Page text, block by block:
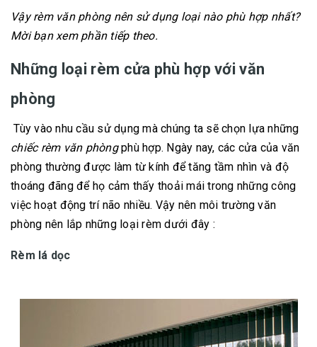
Vậy rèm văn phòng nên sử dụng loại nào phù hợp nhất?
Mời bạn xem phần tiếp theo.
Những loại rèm cửa phù hợp với văn
phòng
Tùy vào nhu cầu sử dụng mà chúng ta sẽ chọn lựa những
chiếc rèm văn phòngphù hợp. Ngày nay, các cửa của văn
phòng thường được làm từ kính để tăng tầm nhìn và độ
thoáng đãng để họ cảm thấy thoải mái trong những công
việc hoạt động trí não nhiều. Vậy nên môi trường văn
phòng nên lắp những loại rèm dưới đây :
Rèm lá dọc